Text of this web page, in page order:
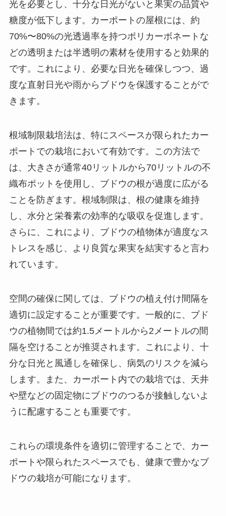
光を必要とし、十分な日光がないと果実の品質や
糖度が低下します。カーポートの屋根には、約
70%〜80%の光透過率を持つポリカーボネートな
どの透明または半透明の素材を使用すると効果的
です。これにより、必要な日光を確保しつつ、過
度な直射日光や雨からブドウを保護することがで
きます。
根域制限栽培法は、特にスペースが限られたカー
ポートでの栽培において有効です。この方法で
は、大きさが通常40リットルから70リットルの不
織布ポットを使用し、ブドウの根が過度に広がる
ことを防ぎます。根域制限は、根の健康を維持
し、水分と栄養素の効率的な吸収を促進します。
さらに、これにより、ブドウの植物体が適度なス
トレスを感じ、より良質な果実を結実すると言わ
れています。
空間の確保に関しては、ブドウの植え付け間隔を
適切に設定することが重要です。一般的に、ブド
ウの植物間では約1.5メートルから2メートルの間
隔を空けることが推奨されます。これにより、十
分な日光と風通しを確保し、病気のリスクを減ら
します。また、カーポート内での栽培では、天井
や壁などの固定物にブドウのつるが接触しないよ
うに配慮することも重要です。
これらの環境条件を適切に管理することで、カー
ポートや限られたスペースでも、健康で豊かなブ
ドウの栽培が可能になります。